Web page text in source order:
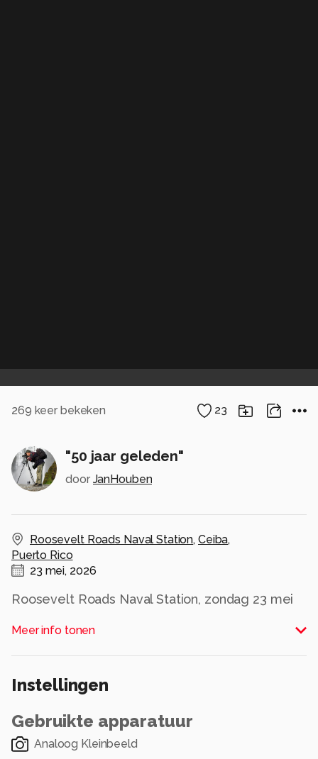
269 keer bekeken 23
"50 jaar geleden"
door JanHouben
Roosevelt Roads Naval Station, Ceiba,
Puerto Rico
23 mei, 2026
Roosevelt Roads Naval Station, zondag 23 mei
Hr. Ms. Tromp (F801)
- Buccaneers (809 Naval Air Squadron) van HMS
Alle rechten voorbehouden
Meer info tonen
Instellingen
Gebruikte apparatuur
Analoog Kleinbeeld